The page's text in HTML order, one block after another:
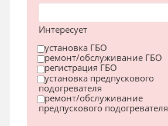
Интересует
установка ГБО
ремонт/обслуживание ГБО
регистрация ГБО
установка предпускового
подогревателя
ремонт/обслуживание
предпускового подогревателя